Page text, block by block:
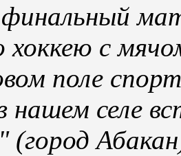
хоккею с
поле
нашем селе
(город